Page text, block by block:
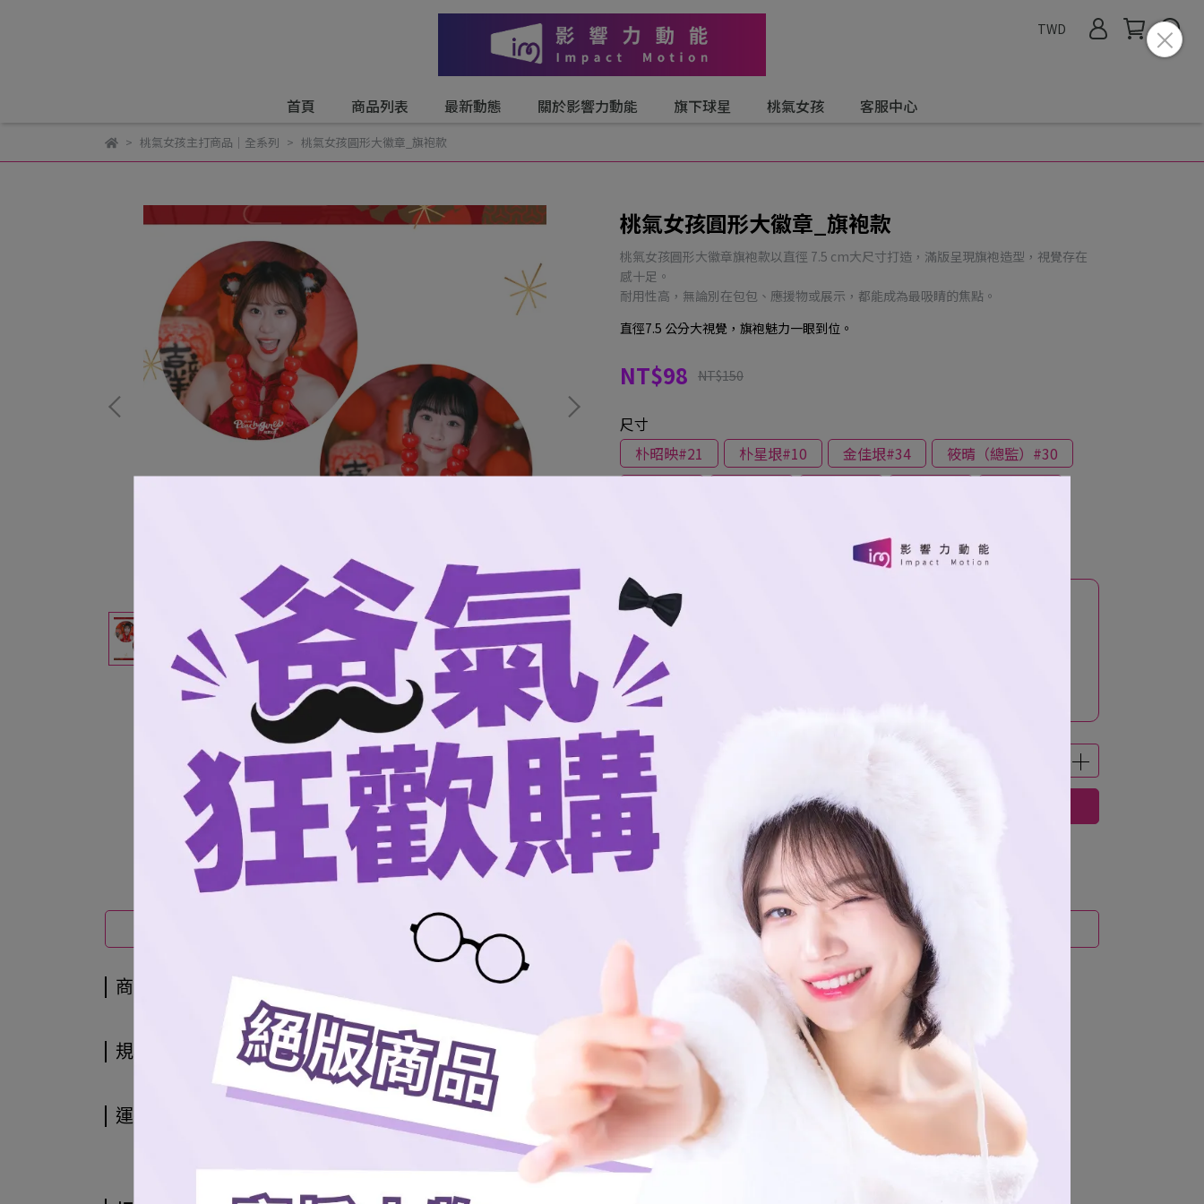
TWD
首頁 商品列表 最新動態 關於影響力動能 旗下球星 桃氣女孩 客服中心
桃氣女孩主打商品｜全系列 桃氣女孩圓形大徽章_旗袍款
桃氣女孩圓形大徽章_旗袍款
桃氣女孩圓形大徽章旗袍款以直徑 7.5 cm大尺寸打造，滿版呈現旗袍造型，視覺存在
感十足。
耐用性高，無論別在包包、應援物或展示，都能成為最吸睛的焦點。
直徑7.5 公分大視覺，旗袍魅力一眼到位。
NT$98 NT$150
尺寸
朴昭映#21
朴星垠#10 金佳垠#34
筱晴（總監）#30
此商品參與的優惠活動
爸氣狂歡購65折
消費滿3999加購品
消費滿2999加購品
加入最愛
運送方式
商品介紹
規格說明
運送方式